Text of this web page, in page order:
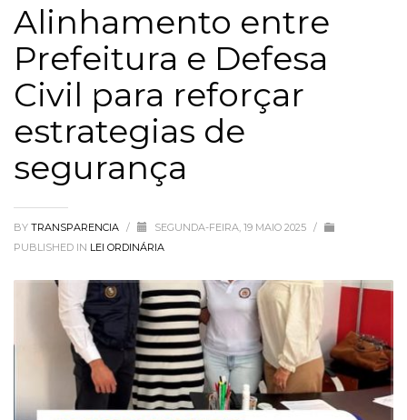
Alinhamento entre
Prefeitura e Defesa
Civil para reforçar
estrategias de
segurança
BY TRANSPARENCIA / SEGUNDA-FEIRA, 19 MAIO 2025 /
PUBLISHED IN LEI ORDINÁRIA